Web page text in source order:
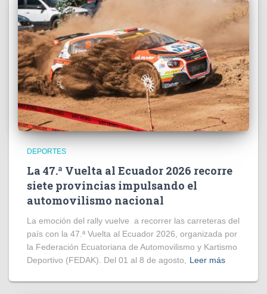
DEPORTES
La 47.ª Vuelta al Ecuador 2026 recorre
siete provincias impulsando el
automovilismo nacional
La emoción del rally vuelve a recorrer las carreteras del
país con la 47.ª Vuelta al Ecuador 2026, organizada por
la Federación Ecuatoriana de Automovilismo y Kartismo
Deportivo (FEDAK). Del 01 al 8 de agosto,
Leer más